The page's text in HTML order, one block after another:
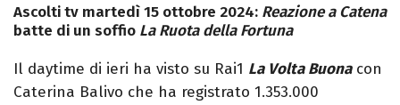
Ascolti tv martedì 15 ottobre 2024: Reazione a Catena
batte di un soffio La Ruota della Fortuna
Il daytime di ieri ha visto su Rai1 La Volta Buonacon
Caterina Balivo che ha registrato 1.353.000